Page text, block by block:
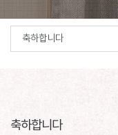
축하합니다